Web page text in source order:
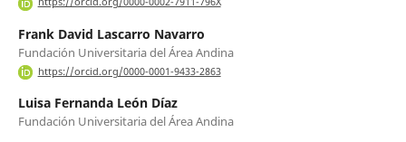
Frank David Lascarro Navarro
Fundación Universitaria del Área Andina
https://orcid.org/0000-0001-9433-2863
Luisa Fernanda León Díaz
Fundación Universitaria del Área Andina